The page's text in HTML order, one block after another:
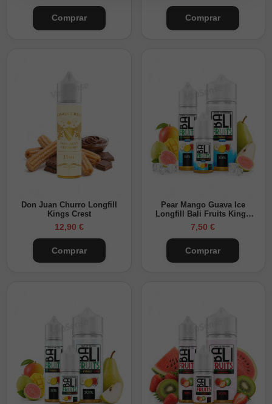
Comprar Comprar
Don Juan Churro Longfill
Kings Crest
12,90 €
Comprar
Pear Mango Guava Ice
Longfill Bali Fruits Kings
Crest
7,50 €
Comprar